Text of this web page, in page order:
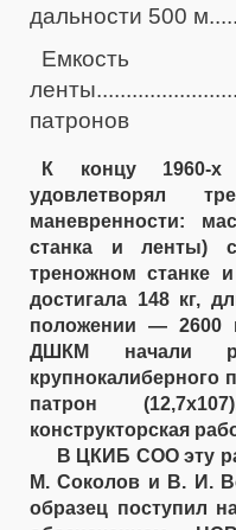
дальности 500
Емкость
патронов
К концу
удовлетворял
маневренности:
станка и ленты)
треножном станке
достигала 148 кг,
положении — 2600
ДШКМ начали
крупнокалиберного
патрон
конструкторская
В ЦКИБ СОО эту
М. Соколов и В. И.
образец поступил